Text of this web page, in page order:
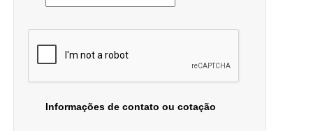
Informações de contato ou cotação